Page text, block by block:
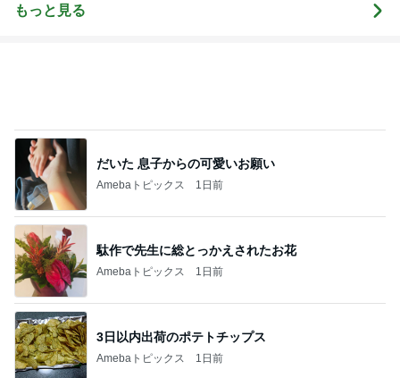
もっと見る
駄作で先生に総とっかえされたお花
Amebaトピックス 1日前
3日以内出荷のポテトチップス
Amebaトピックス 1日前
靴箱を開けても無臭になった理由！
Amebaトピックス 14時間前